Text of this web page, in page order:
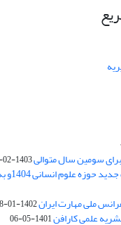
سومین سال متوالی1403-02-01
انسانی 1404و به بعد خواهد بود
ملی مهارت ایران1402-01-28
علمی کارافن1401-05-06